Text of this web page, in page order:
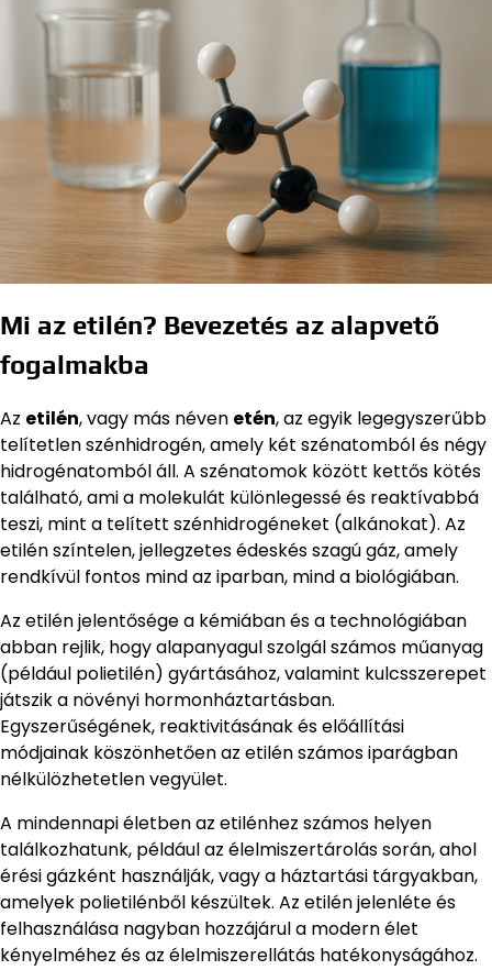
Mi az etilén? Bevezetés az alapvető
fogalmakba
Az etilén, vagy más néven etén, az egyik legegyszerűbb
telítetlen szénhidrogén, amely két szénatomból és négy
hidrogénatomból áll. A szénatomok között kettős kötés
található, ami a molekulát különlegessé és reaktívabbá
teszi, mint a telített szénhidrogéneket (alkánokat). Az
etilén színtelen, jellegzetes édeskés szagú gáz, amely
rendkívül fontos mind az iparban, mind a biológiában.
Az etilén jelentősége a kémiában és a technológiában
abban rejlik, hogy alapanyagul szolgál számos műanyag
(például polietilén) gyártásához, valamint kulcsszerepet
játszik a növényi hormonháztartásban.
Egyszerűségének, reaktivitásának és előállítási
módjainak köszönhetően az etilén számos iparágban
nélkülözhetetlen vegyület.
A mindennapi életben az etilénhez számos helyen
találkozhatunk, például az élelmiszertárolás során, ahol
érési gázként használják, vagy a háztartási tárgyakban,
amelyek polietilénből készültek. Az etilén jelenléte és
felhasználása nagyban hozzájárul a modern élet
kényelméhez és az élelmiszerellátás hatékonyságához.